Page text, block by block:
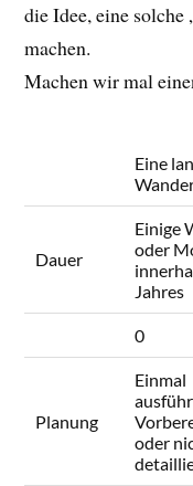
die Idee, eine solche
machen.
Machen wir mal
Eine
Dauer
Einige
oder
Jahres
0
Planung
Einmal
oder